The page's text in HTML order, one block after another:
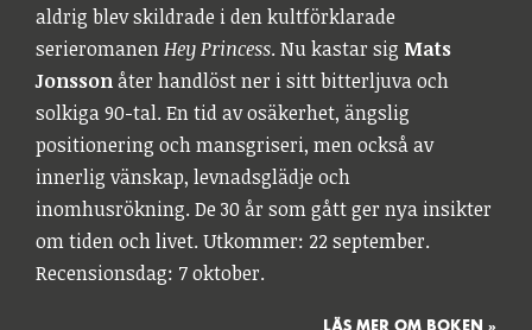
aldrig blev skildrade i den kultförklarade
serieromanenHey Princess. Nu kastar sig Mats
Jonssonåter handlöst ner i sitt bitterljuva och
solkiga 90-tal. En tid av osäkerhet, ängslig
positionering och mansgriseri, men också av
innerlig vänskap, levnadsglädje och
inomhusrökning. De 30 år som gått ger nya insikter
om tiden och livet. Utkommer: 22 september.
Recensionsdag: 7 oktober.
LÄS MER OM BOKEN »